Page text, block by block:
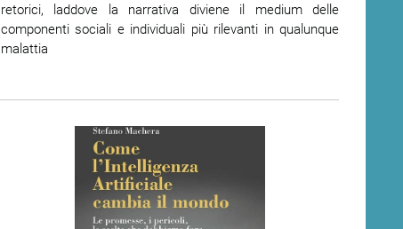
retorici, laddove la narrativa diviene il medium delle
componenti sociali e individuali più rilevanti in qualunque
malattia